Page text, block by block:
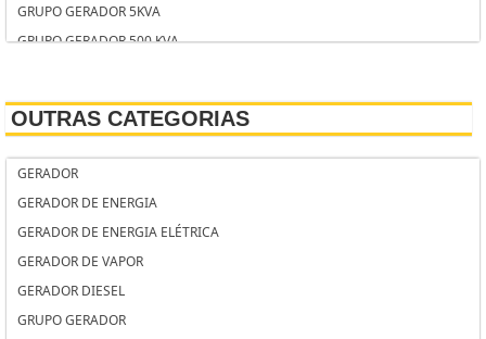
GRUPO GERADOR 5KVA
GRUPO GERADOR 500 KVA
GERADOR SOLAR
GERADOR SOLAR RESIDENCIAL PREÇO
GERADOR RESIDENCIAL
OUTRAS CATEGORIAS
GERADOR
GERADOR DE ENERGIA
GERADOR DE ENERGIA ELÉTRICA
GERADOR DE VAPOR
GERADOR DIESEL
GRUPO GERADOR